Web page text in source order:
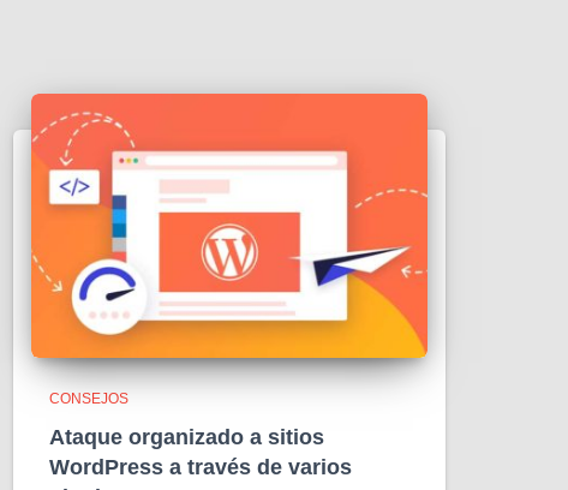
CONSEJOS
Ataque organizado a sitios
WordPress a través de varios